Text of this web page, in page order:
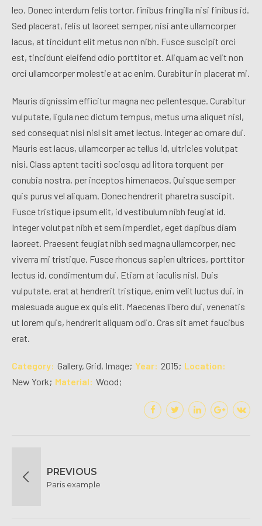
leo. Donec interdum felis tortor, finibus fringilla nisi finibus id.
Sed placerat, felis ut laoreet semper, nisi ante ullamcorper
lacus, at tincidunt elit metus non nibh. Fusce suscipit orci
est, tincidunt eleifend odio porttitor et. Aliquam ac velit non
orci ullamcorper molestie at ac enim. Curabitur in placerat mi.
Mauris dignissim efficitur magna nec pellentesque. Curabitur
vulputate, ligula nec dictum tempus, metus urna aliquet nisl,
sed consequat nisi nisl sit amet lectus. Integer ac ornare dui.
Mauris est lacus, ullamcorper ac tellus id, ultricies volutpat
nisi. Class aptent taciti sociosqu ad litora torquent per
conubia nostra, per inceptos himenaeos. Quisque semper
quis purus vel aliquam. Donec hendrerit pharetra suscipit.
Fusce tristique ipsum elit, id vestibulum nibh feugiat id.
Integer volutpat nibh et sem imperdiet, eget dapibus diam
laoreet. Praesent feugiat nibh sed magna ullamcorper, nec
viverra mi tristique. Fusce rhoncus sapien ultrices, porttitor
lectus id, condimentum dui. Etiam at iaculis nisl. Duis
vulputate, erat at hendrerit tristique, enim velit luctus dui, in
malesuada augue ex quis elit. Maecenas libero dui, venenatis
ut lorem quis, hendrerit aliquam odio. Cras sit amet faucibus
erat.
Category Gallery, Grid, Image Year 2015
Location
New York
Material Wood
PREVIOUS
Paris example